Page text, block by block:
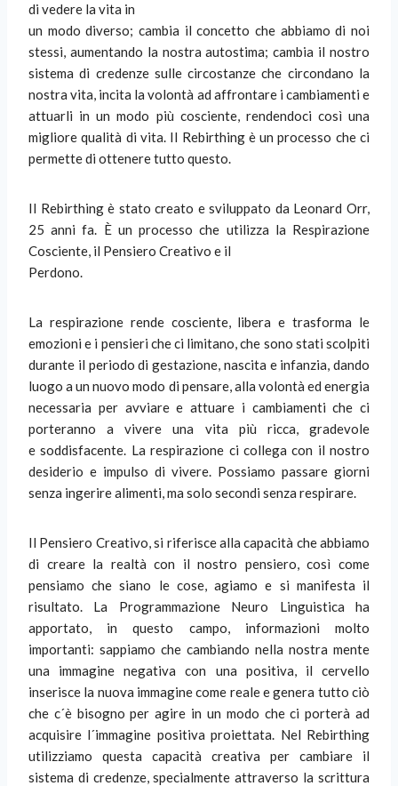
di vedere la vita in
un modo diverso; cambia il concetto che abbiamo di noi
stessi, aumentando la nostra autostima; cambia il nostro
sistema di credenze sulle circostanze che circondano la
nostra vita, incita la volontà ad affrontare i cambiamenti e
attuarli in un modo più cosciente, rendendoci così una
migliore qualità di vita. Il Rebirthing è un processo che ci
permette di ottenere tutto questo.
Il Rebirthing è stato creato e sviluppato da Leonard Orr,
25 anni fa. È un processo che utilizza la Respirazione
Cosciente, il Pensiero Creativo e il
Perdono.
La respirazione rende cosciente, libera e trasforma le
emozioni e i pensieri che ci limitano, che sono stati scolpiti
durante il periodo di gestazione, nascita e infanzia, dando
luogo a un nuovo modo di pensare, alla volontà ed energia
necessaria per avviare e attuare i cambiamenti che ci
porteranno a vivere una vita più ricca, gradevole
e soddisfacente. La respirazione ci collega con il nostro
desiderio e impulso di vivere. Possiamo passare giorni
senza ingerire alimenti, ma solo secondi senza respirare.
Il Pensiero Creativo, si riferisce alla capacità che abbiamo
di creare la realtà con il nostro pensiero, così come
pensiamo che siano le cose, agiamo e si manifesta il
risultato. La Programmazione Neuro Linguistica ha
apportato, in questo campo, informazioni molto
importanti: sappiamo che cambiando nella nostra mente
una immagine negativa con una positiva, il cervello
inserisce la nuova immagine come reale e genera tutto ciò
che c´è bisogno per agire in un modo che ci porterà ad
acquisire l´immagine positiva proiettata. Nel Rebirthing
utilizziamo questa capacità creativa per cambiare il
sistema di credenze, specialmente attraverso la scrittura